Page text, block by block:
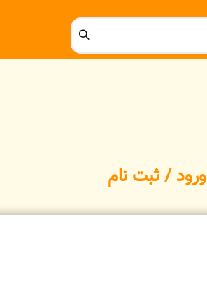
ورود / ثبت نام